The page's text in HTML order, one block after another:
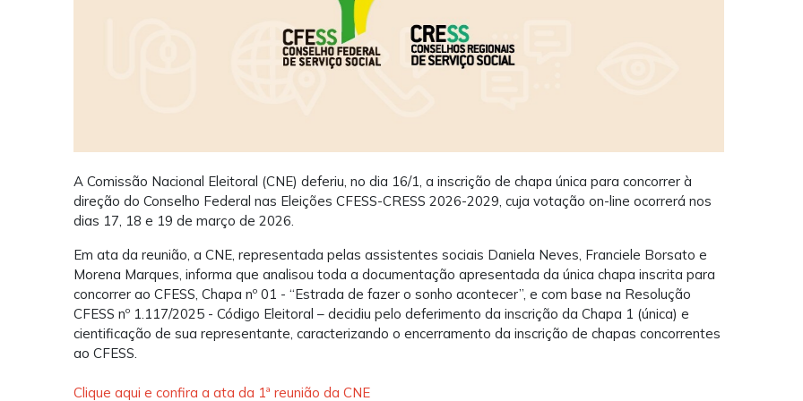
A Comissão Nacional Eleitoral (CNE) deferiu, no dia 16/1, a inscrição de chapa única para concorrer à
direção do Conselho Federal nas Eleições CFESS-CRESS 2026-2029, cuja votação on-line ocorrerá nos
dias 17, 18 e 19 de março de 2026.
Em ata da reunião, a CNE, representada pelas assistentes sociais Daniela Neves, Franciele Borsato e
Morena Marques, informa que analisou toda a documentação apresentada da única chapa inscrita para
concorrer ao CFESS, Chapa nº 01 - “Estrada de fazer o sonho acontecer”, e com base na Resolução
CFESS nº 1.117/2025 - Código Eleitoral – decidiu pelo deferimento da inscrição da Chapa 1 (única) e
cientificação de sua representante, caracterizando o encerramento da inscrição de chapas concorrentes
ao CFESS.
Clique aqui e confira a ata da 1ª reunião da CNE